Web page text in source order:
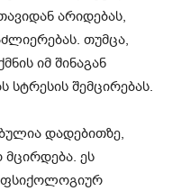
არიდებას,
თუმცა,
იმ შინაგან
შემცირებას.
დადებითზე,
მცირდება. ეს
ფსიქოლოგიურ